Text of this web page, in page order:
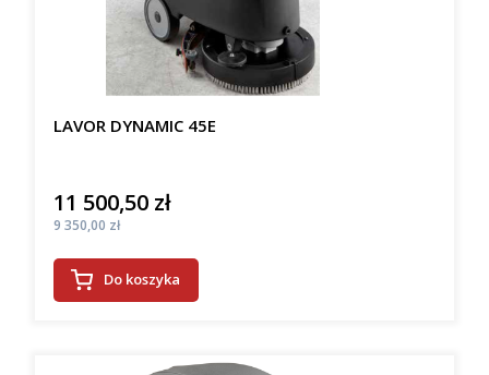
LAVOR DYNAMIC 45E
Cena
11 500,50 zł
Cena
9 350,00 zł
Do koszyka